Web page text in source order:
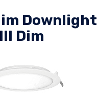
Downlight
Dim